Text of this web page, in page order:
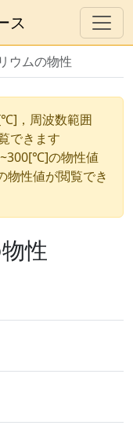
ス
ウムの物性
，周波数範囲
できます
の物性値
物性値が閲覧でき
性